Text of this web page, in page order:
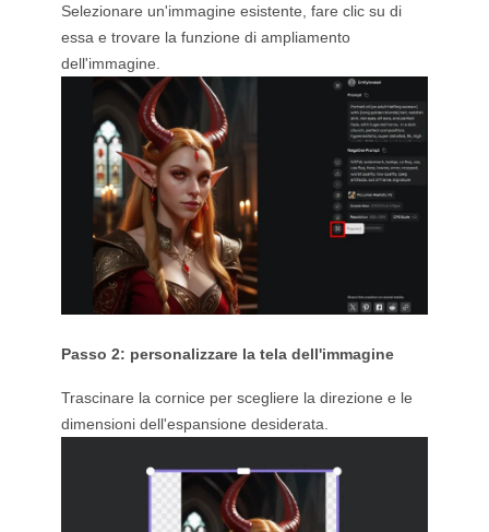
Selezionare un'immagine esistente, fare clic su di
essa e trovare la funzione di ampliamento
dell'immagine.
Passo 2: personalizzare la tela dell'immagine
Trascinare la cornice per scegliere la direzione e le
dimensioni dell'espansione desiderata.